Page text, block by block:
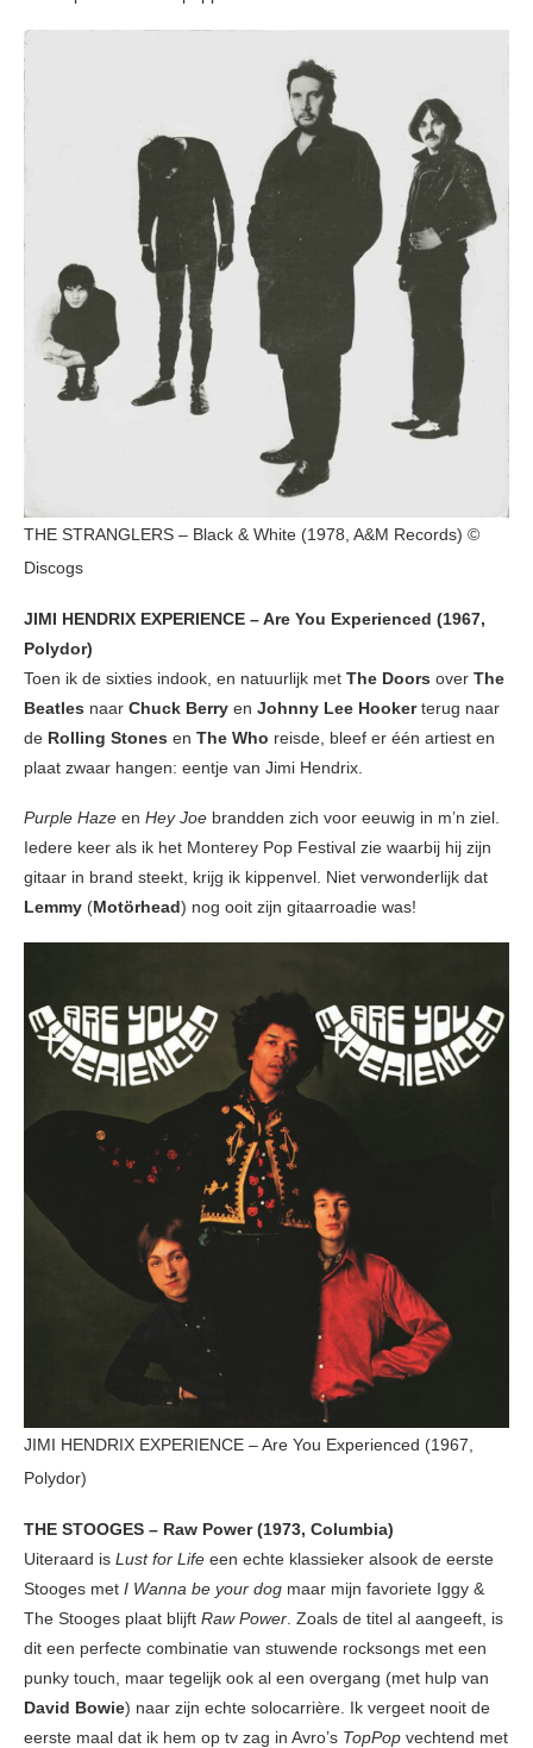
THE STRANGLERS – Black & White (1978, A&M Records) ©
Discogs
JIMI HENDRIX EXPERIENCE – Are You Experienced (1967,
Polydor)
Toen ik de sixties indook, en natuurlijk met The Doors over The
Beatles naar Chuck Berry en Johnny Lee Hookerterug naar
de Rolling Stones en The Who reisde, bleef er één artiest en
plaat zwaar hangen: eentje van Jimi Hendrix.
Purple Haze en Hey Joe brandden zich voor eeuwig in m’n ziel.
Iedere keer als ik het Monterey Pop Festival zie waarbij hij zijn
gitaar in brand steekt, krijg ik kippenvel. Niet verwonderlijk dat
Lemmy (Motörhead) nog ooit zijn gitaarroadie was!
JIMI HENDRIX EXPERIENCE – Are You Experienced (1967,
Polydor)
THE STOOGES – Raw Power (1973, Columbia)
Uiteraard is Lust for Life een echte klassieker alsook de eerste
Stooges met I Wanna be your dog maar mijn favoriete Iggy &
The Stooges plaat blijft Raw Power . Zoals de titel al aangeeft, is
dit een perfecte combinatie van stuwende rocksongs met een
punky touch, maar tegelijk ook al een overgang (met hulp van
David Bowie) naar zijn echte solocarrière. Ik vergeet nooit de
eerste maal dat ik hem op tv zag in Avro’s TopPop vechtend met